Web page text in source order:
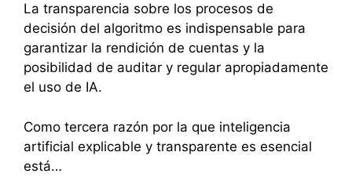
La transparencia sobre los procesos de
decisión del algoritmo es indispensable para
garantizar la rendición de cuentas y la
posibilidad de auditar y regular apropiadamente
el uso de IA.
Como tercera razón por la que inteligencia
artificial explicable y transparente es esencial
está…